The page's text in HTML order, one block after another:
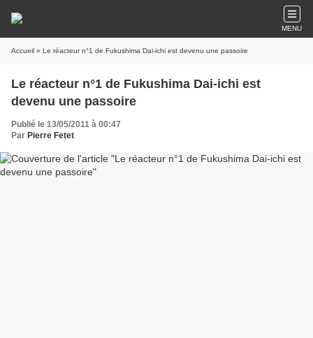
MENU
Accueil » Le réacteur n°1 de Fukushima Dai-ichi est devenu une passoire
Le réacteur n°1 de Fukushima Dai-ichi est
devenu une passoire
Publié le 13/05/2011 à 00:47
Par Pierre Fetet